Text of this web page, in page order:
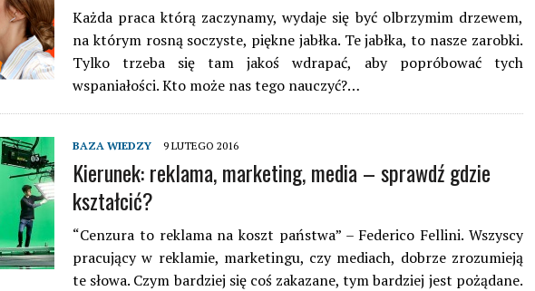
Każda praca którą zaczynamy, wydaje się być olbrzymim drzewem,
na którym rosną soczyste, piękne jabłka. Te jabłka, to nasze zarobki.
Tylko trzeba się tam jakoś wdrapać, aby popróbować tych
wspaniałości. Kto może nas tego nauczyć?…
BAZA WIEDZY 9 LUTEGO 2016
Kierunek: reklama, marketing, media – sprawdź gdzie
kształcić?
“Cenzura to reklama na koszt państwa” – Federico Fellini. Wszyscy
pracujący w reklamie, marketingu, czy mediach, dobrze zrozumieją
te słowa. Czym bardziej się coś zakazane, tym bardziej jest pożądane.